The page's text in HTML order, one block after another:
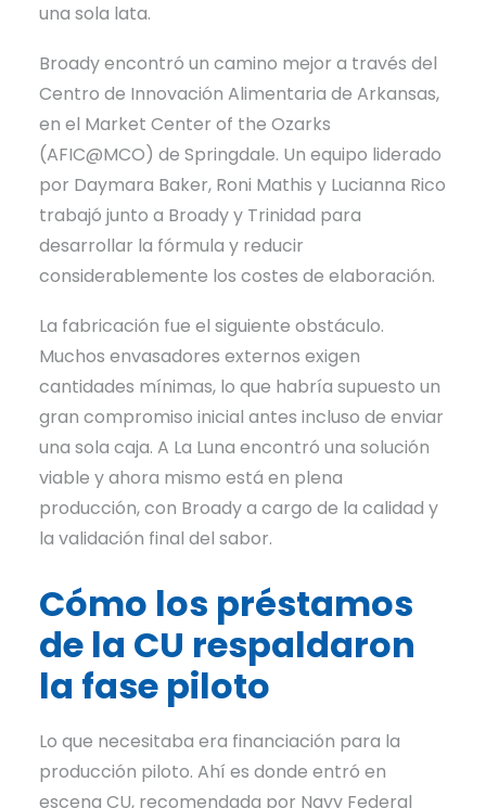
una sola lata.
Broady encontró un camino mejor a través del
Centro de Innovación Alimentaria de Arkansas,
en el Market Center of the Ozarks
(AFIC@MCO) de Springdale. Un equipo liderado
por Daymara Baker, Roni Mathis y Lucianna Rico
trabajó junto a Broady y Trinidad para
desarrollar la fórmula y reducir
considerablemente los costes de elaboración.
La fabricación fue el siguiente obstáculo.
Muchos envasadores externos exigen
cantidades mínimas, lo que habría supuesto un
gran compromiso inicial antes incluso de enviar
una sola caja. A La Luna encontró una solución
viable y ahora mismo está en plena
producción, con Broady a cargo de la calidad y
la validación final del sabor.
Cómo los préstamos
de la CU respaldaron
la fase piloto
Lo que necesitaba era financiación para la
producción piloto. Ahí es donde entró en
escena CU, recomendada por Navy Federal